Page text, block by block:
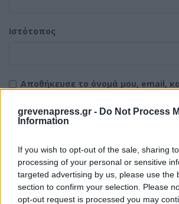
grevenapress.gr - Do Not Process
Information
If you wish to opt-out of the sale, sharing
processing of your personal or sensitive
targeted advertising by us, please use the
section to confirm your selection. Please
opt-out request is processed you may
Ιστότοπος
Αποθήκευσε το όνομά μου, email,
θα σχολιάσω.